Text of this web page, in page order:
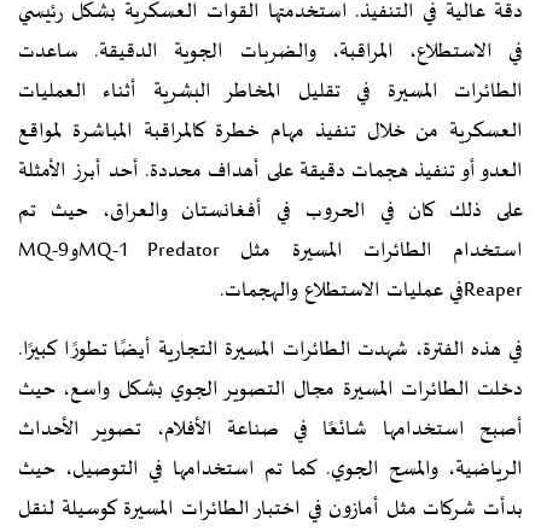
دقة عالية في التنفيذ. استخدمتها القوات العسكرية بشكل رئيسي
في الاستطلاع، المراقبة، والضربات الجوية الدقيقة. ساعدت
الطائرات المسيرة في تقليل المخاطر البشرية أثناء العمليات
العسكرية من خلال تنفيذ مهام خطرة كالمراقبة المباشرة لمواقع
العدو أو تنفيذ هجمات دقيقة على أهداف محددة. أحد أبرز الأمثلة
على ذلك كان في الحروب في أفغانستان والعراق، حيث تم
استخدام الطائرات المسيرة مثل MQ-1 PredatorوMQ-9
Reaperفي عمليات الاستطلاع والهجمات.
في هذه الفترة، شهدت الطائرات المسيرة التجارية أيضًا تطورًا كبيرًا.
دخلت الطائرات المسيرة مجال التصوير الجوي بشكل واسع، حيث
أصبح استخدامها شائعًا في صناعة الأفلام، تصوير الأحداث
الرياضية، والمسح الجوي. كما تم استخدامها في التوصيل، حيث
بدأت شركات مثل أمازون في اختبار الطائرات المسيرة كوسيلة لنقل